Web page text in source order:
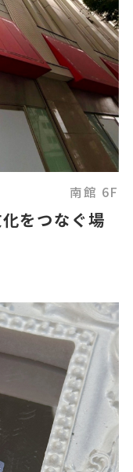
南館 6F
をつなぐ場